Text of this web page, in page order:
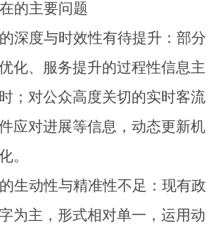
的主要问题
深度与时效性有待提升：部分
化、服务提升的过程性信息主
；对公众高度关切的实时客流
应对进展等信息，动态更新机
。
生动性与精准性不足：现有政
为主，形式相对单一，运用动